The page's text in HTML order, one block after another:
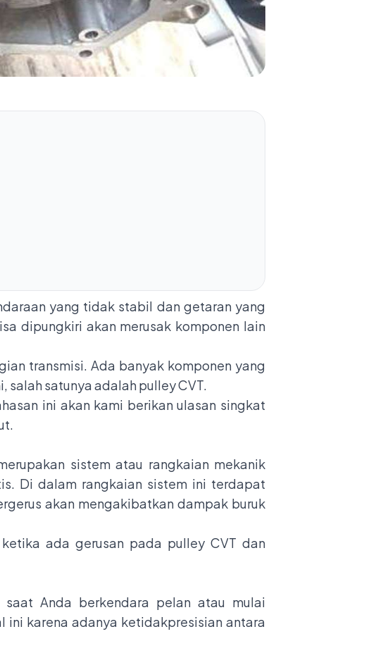
yang tidak stabil dan getaran yang
dipungkiri akan merusak komponen lain
transmisi. Ada banyak komponen yang
satunya adalah pulley CVT.
ini akan kami berikan ulasan singkat
sistem atau rangkaian mekanik
Di dalam rangkaian sistem ini terdapat
akan mengakibatkan dampak buruk
ada gerusan pada pulley CVT dan
Anda berkendara pelan atau mulai
karena adanya ketidakpresisian antara